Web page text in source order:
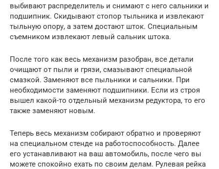
выбивают распределитель и снимают с него сальники и
подшипник. Скидывают стопор тыльника и извлекают
тыльную опору, а затем достают шток. Специальным
съемником извлекают левый сальник штока.
После того как весь механизм разобран, все детали
очищают от пыли и грязи, смазывают специальной
смазкой. Заменяют все пыльники и сальники. При
необходимости заменяют подшипники. Если из строя
вышел какой-то отдельный механизм редуктора, то его
также заменяют новым.
Теперь весь механизм собирают обратно и проверяют
на специальном стенде на работоспособность. Далее
его устанавливают на ваш автомобиль, после чего вы
можете спокойно ехать по своим делам. Рулевая рейка